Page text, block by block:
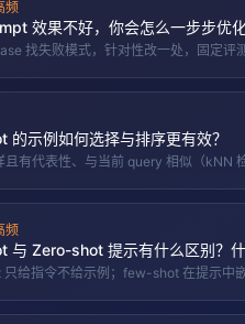
频
效果不好，你会怎么一步步优化
找失败模式，针对性改一处，固定评
的示例如何选择与排序更有效？
且有代表性、与当前 query 相似（kNN
频
与 Zero-shot 提示有什么区别？
给指令不给示例；few-shot 在提示中